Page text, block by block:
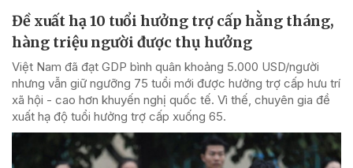
Đề xuất hạ 10 tuổi hưởng trợ cấp hằng tháng,
hàng triệu người được thụ hưởng
Việt Nam đã đạt GDP bình quân khoảng 5.000 USD/người
nhưng vẫn giữ ngưỡng 75 tuổi mới được hưởng trợ cấp hưu trí
xã hội - cao hơn khuyến nghị quốc tế. Vì thế, chuyên gia đề
xuất hạ độ tuổi hưởng trợ cấp xuống 65.